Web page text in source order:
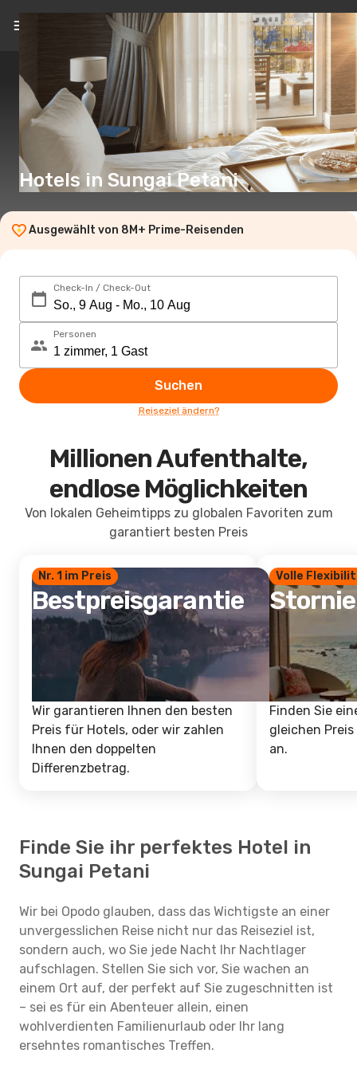
DE(€)
Hotels in Sungai Petani
Ausgewählt von 8M+ Prime-Reisenden
Check-In / Check-Out
Personen
Suchen
Reiseziel ändern?
Millionen Aufenthalte,
endlose Möglichkeiten
Von lokalen Geheimtipps zu globalen Favoriten zum
garantiert besten Preis
Nr. 1 im Preis
Bestpreisgarantie
Wir garantieren Ihnen den besten
Preis für Hotels, oder wir zahlen
Ihnen den doppelten
Differenzbetrag.
Volle
Finden Sie
gleichen
an.
Finde Sie ihr perfektes Hotel in
Sungai Petani
Wir bei Opodo glauben, dass das Wichtigste an einer
unvergesslichen Reise nicht nur das Reiseziel ist,
sondern auch, wo Sie jede Nacht Ihr Nachtlager
aufschlagen. Stellen Sie sich vor, Sie wachen an
einem Ort auf, der perfekt auf Sie zugeschnitten ist
– sei es für ein Abenteuer allein, einen
wohlverdienten Familienurlaub oder Ihr lang
ersehntes romantisches Treffen.